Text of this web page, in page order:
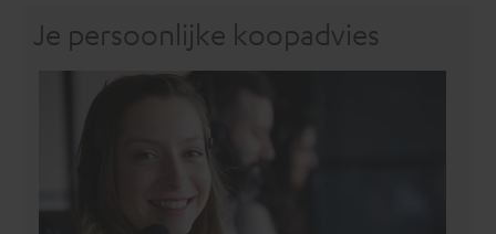
Je persoonlijke koopadvies